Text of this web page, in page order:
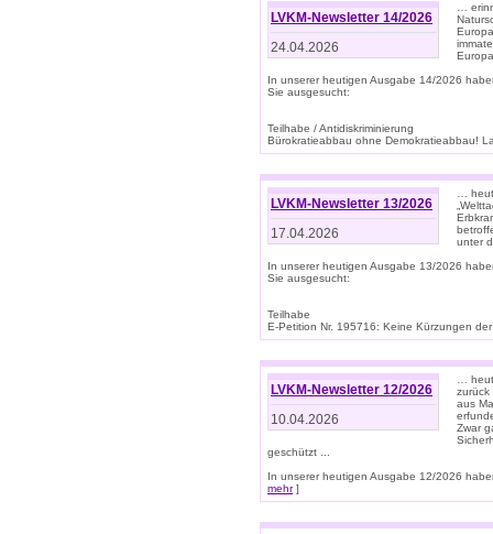
LVKM-Newsletter 14/2026
24.04.2026
…
In unserer heutigen Ausgabe 14/2026
Sie ausgesucht:
Teilhabe / Antidiskriminierung
Bürokratieabbau ohne Demokratieabbau!
LVKM-Newsletter 13/2026
17.04.2026
…
unter
In unserer heutigen Ausgabe 13/2026
Sie ausgesucht:
Teilhabe
E-Petition Nr. 195716: Keine Kürzungen
LVKM-Newsletter 12/2026
10.04.2026
…
zurück
aus
Zwar
geschützt ...
In unserer heutigen Ausgabe 12/2026
mehr]